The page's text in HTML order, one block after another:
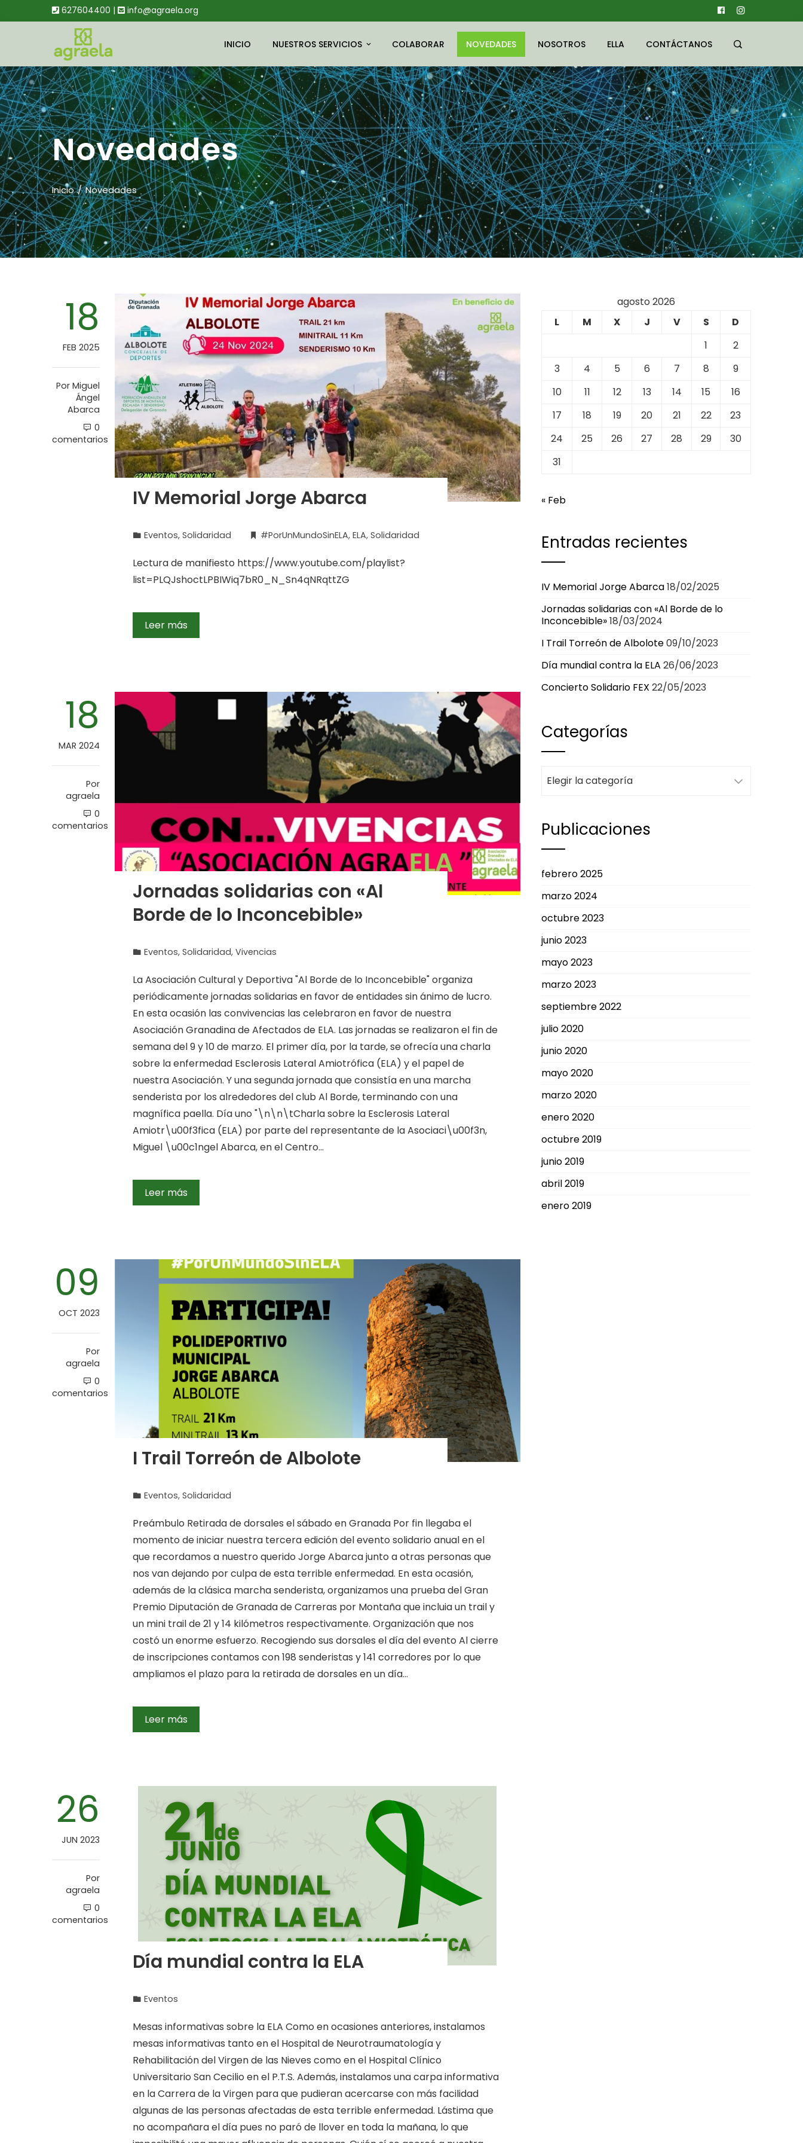
627604400 | info@agraela.org
INICIO NUESTROS SERVICIOS COLABORAR NOVEDADES NOSOTROS ELLA CONTÁCTANOS
Novedades
Inicio Novedades
18
FEB 2025
Por Miguel
Ángel
Abarca
0
comentarios
IV Memorial Jorge Abarca
Eventos, Solidaridad #PorUnMundoSinELA, ELA, Solidaridad
Lectura de manifiesto https://www.youtube.com/playlist?
list=PLQJshoctLPBIWiq7bR0_N_Sn4qNRqttZG
Leer más
18
MAR 2024
Por
agraela
0
comentarios
Jornadas solidarias con «Al
Borde de lo Inconcebible»
Eventos, Solidaridad, Vivencias
La Asociación Cultural y Deportiva "Al Borde de lo Inconcebible" organiza
periódicamente jornadas solidarias en favor de entidades sin ánimo de lucro.
En esta ocasión las convivencias las celebraron en favor de nuestra
Asociación Granadina de Afectados de ELA. Las jornadas se realizaron el fin de
semana del 9 y 10 de marzo. El primer día, por la tarde, se ofrecía una charla
sobre la enfermedad Esclerosis Lateral Amiotrófica (ELA) y el papel de
nuestra Asociación. Y una segunda jornada que consistía en una marcha
senderista por los alrededores del club Al Borde, terminando con una
magnífica paella. Día uno "\n\n\tCharla sobre la Esclerosis Lateral
Amiotr\u00f3fica (ELA) por parte del representante de la Asociaci\u00f3n,
Miguel \u00c1ngel Abarca, en el Centro…
Leer más
09
OCT 2023
Por
agraela
0
comentarios
I Trail Torreón de Albolote
Eventos, Solidaridad
Preámbulo Retirada de dorsales el sábado en Granada Por fin llegaba el
momento de iniciar nuestra tercera edición del evento solidario anual en el
que recordamos a nuestro querido Jorge Abarca junto a otras personas que
nos van dejando por culpa de esta terrible enfermedad. En esta ocasión,
además de la clásica marcha senderista, organizamos una prueba del Gran
Premio Diputación de Granada de Carreras por Montaña que incluia un trail y
un mini trail de 21 y 14 kilómetros respectivamente. Organización que nos
costó un enorme esfuerzo. Recogiendo sus dorsales el día del evento Al cierre
de inscripciones contamos con 198 senderistas y 141 corredores por lo que
ampliamos el plazo para la retirada de dorsales en un día…
Leer más
26
JUN 2023
Por
agraela
0
comentarios
Día mundial contra la ELA
Eventos
Mesas informativas sobre la ELA Como en ocasiones anteriores, instalamos
mesas informativas tanto en el Hospital de Neurotraumatología y
Rehabilitación del Virgen de las Nieves como en el Hospital Clínico
Universitario San Cecilio en el P.T.S. Además, instalamos una carpa informativa
en la Carrera de la Virgen para que pudieran acercarse con más facilidad
algunas de las personas afectadas de esta terrible enfermedad. Lástima que
no acompañara el día pues no paró de llover en toda la mañana, lo que
agosto 2026
L
M X J V S
D
1
2
3
4 5 6 7 8
9
10
11 12 13 14 15
16
17
18 19 20 21 22
23
24
25 26 27 28 29
30
31
« Feb
Entradas recientes
IV Memorial Jorge Abarca18/02/2025
Jornadas solidarias con «Al Borde de lo
Inconcebible»18/03/2024
I Trail Torreón de Albolote09/10/2023
Día mundial contra la ELA 26/06/2023
Concierto Solidario FEX 22/05/2023
Categorías
Categorías
Publicaciones
febrero 2025
marzo 2024
octubre 2023
junio 2023
mayo 2023
marzo 2023
septiembre 2022
julio 2020
junio 2020
mayo 2020
marzo 2020
enero 2020
octubre 2019
junio 2019
abril 2019
enero 2019